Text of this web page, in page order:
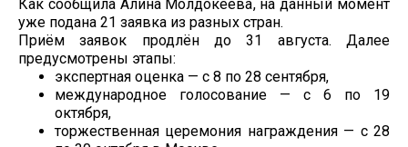
Как сообщила Алина Молдокеева, на данный момент
уже подана 21 заявка из разных стран.
Приём заявок продлён до 31 августа. Далее
предусмотрены этапы:
экспертная оценка — с 8 по 28 сентября,
международное голосование — с 6 по 19
октября,
торжественная церемония награждения — с 28